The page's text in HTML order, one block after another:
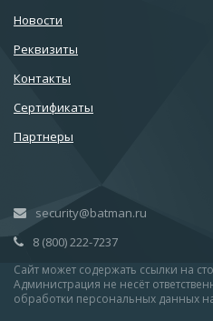
Новости
Реквизиты
Контакты
Сертификаты
Партнеры
security@batman.ru
8 (800) 222-7237
Сайт может содержать ссылки на
Администрация не несёт
обработки персональных данных на